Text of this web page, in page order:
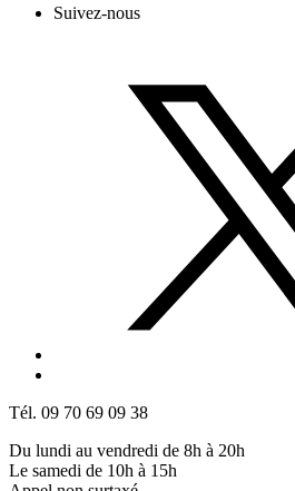
Suivez-nous
Tél. 09 70 69 09 38
Du lundi au vendredi de 8h à 20h
Le samedi de 10h à 15h